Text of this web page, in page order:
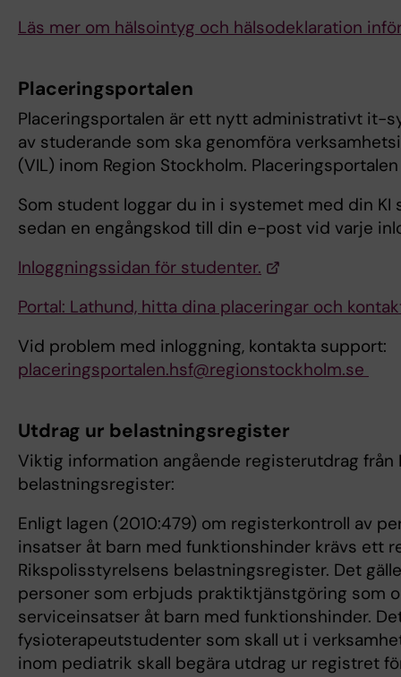
Läs mer om hälsointyg och hälsodeklaration
Placeringsportalen
Placeringsportalen är ett nytt administrativt it-
av studerande som ska genomföra
(VIL) inom Region Stockholm.
Som student loggar du in i systemet med din
sedan en engångskod till din e-post vid varje
Inloggningssidan för studenter.
Portal: Lathund, hitta dina placeringar och
Vid problem med inloggning, kontakta support:
placeringsportalen.hsf@regionstockholm.se
Utdrag ur belastningsregister
Viktig information angående registerutdrag från
belastningsregister:
Enligt lagen (2010:479) om registerkontroll av
insatser åt barn med funktionshinder krävs ett
Rikspolisstyrelsens belastningsregister. Det
personer som erbjuds praktiktjänstgöring som
serviceinsatser åt barn med funktionshinder.
fysioterapeutstudenter som skall ut i
inom pediatrik skall begära utdrag ur registret